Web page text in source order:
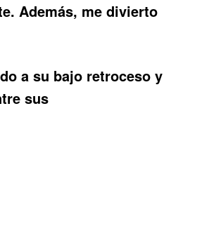
Además, me divierto
a su bajo retroceso y
sus